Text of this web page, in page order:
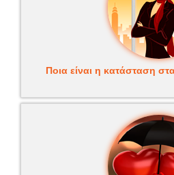
Ποια είναι η κατάσταση